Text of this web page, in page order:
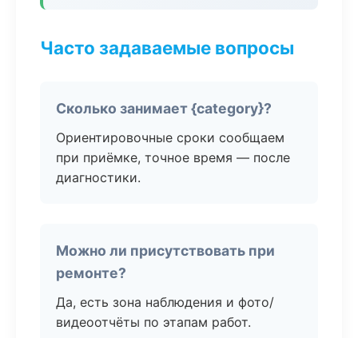
Часто задаваемые вопросы
Сколько занимает {category}?
Ориентировочные сроки сообщаем
при приёмке, точное время — после
диагностики.
Можно ли присутствовать при
ремонте?
Да, есть зона наблюдения и фото/
видеоотчёты по этапам работ.